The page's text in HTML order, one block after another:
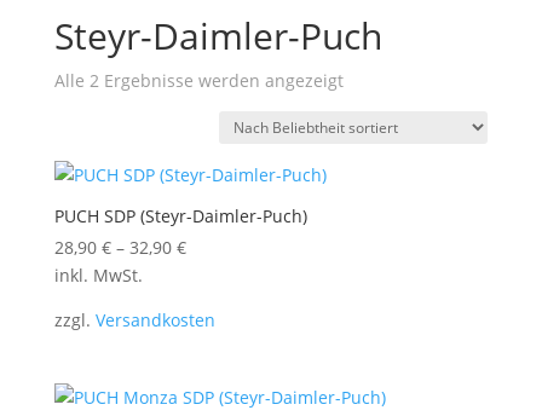
Steyr-Daimler-Puch
Alle 2 Ergebnisse werden angezeigtNach
sortiert
PUCH SDP (Steyr-Daimler-Puch)
28,90 €– 32,90 €
inkl. MwSt.
zzgl. Versandkosten